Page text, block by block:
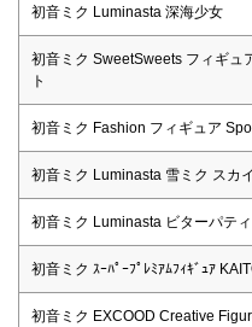
初音ミク Luminasta 深海少女
初音ミク SweetSweets フィギュ
ト
初音ミク Fashion フィギュア
初音ミク Luminasta 雪ミク スカ
初音ミク Luminasta ビターパテ
初音ミク ｽｰﾊﾟｰﾌﾟﾚﾐｱﾑﾌｨｷﾞｭｱ
初音ミク EXCOOD Creative